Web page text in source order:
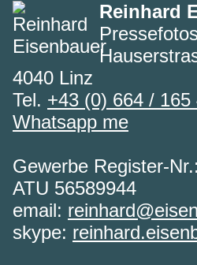
Reinhard
4040 Linz
Tel. +43 (0) 664 / 165
Whatsapp me
Gewerbe Register-
ATU 56589944
email:
skype: